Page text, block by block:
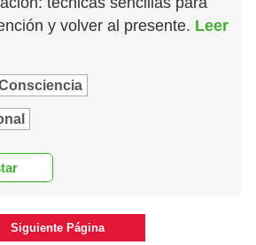
y volver al presente. Leer
Siguiente Página